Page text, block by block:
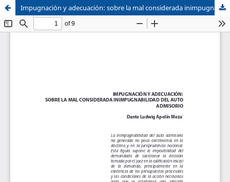
Sistema de
Bibliotecas
Facultad de
Derecho
Impugnación y adecuación: sobre la mal considerada inimpugnabilidad del auto admisorio